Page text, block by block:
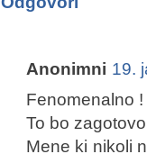
Anonimni 19.
Fenomenalno !
To bo
Mene ki nikoli